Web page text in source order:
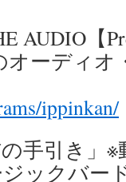
AUDIO【
オーディ
ippinkan/
手引き」
ックバー